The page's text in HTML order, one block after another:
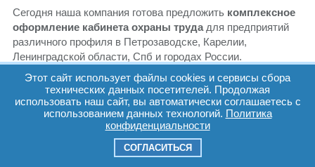
Сегодня наша компания готова предложитькомплексное
оформление кабинета охраны трудадля предприятий
различного профиля в Петрозаводске, Карелии,
Ленинградской области, Спб и городах России.
Кабинет охраны труда
Кабинет охраны труда и уголки охраны труда
создаются в целях обеспечения процесса обучения и
проверки знаний по вопросам охраны труда, обеспечения
Этот сайт использует файлы cookies и сервисы сбора
технических данных посетителей. Продолжая
использовать наш сайт, вы автоматически соглашаетесь с
использованием данных технологий. Политика
конфиденциальности
СОГЛАСИТЬСЯ